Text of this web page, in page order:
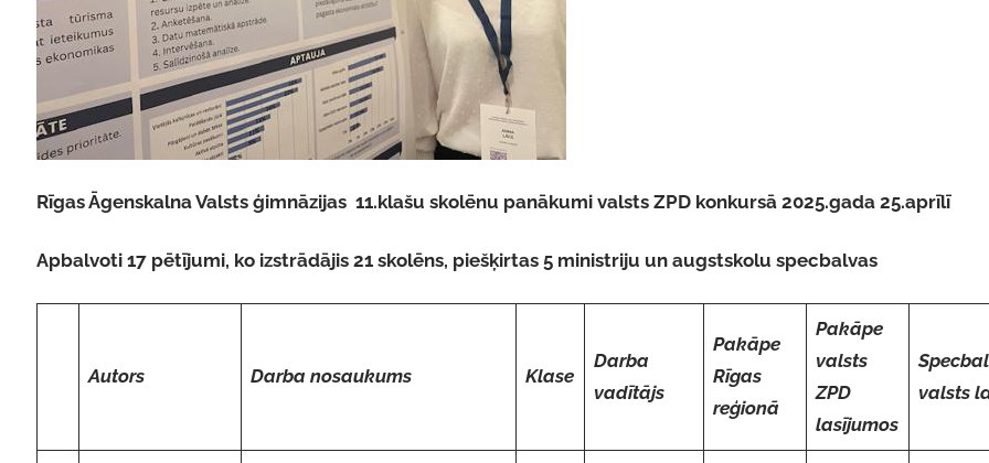
Rīgas Āgenskalna Valsts ģimnāzijas 11.klašu skolēnu panākumi valsts ZPD konkursā 2025.gada 25.aprīlī
Apbalvoti 17 pētījumi, ko izstrādājis 21 skolēns, piešķirtas 5 ministriju un augstskolu specbalvas
Autors Darba nosaukums Klase
Darba
vadītājs
Pakāpe
Rīgas
reģionā
Pakāpe
valsts
ZPD
lasījumos
valsts